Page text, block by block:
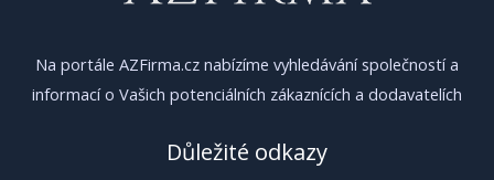
Na portále AZFirma.cz nabízíme vyhledávání společností a
informací o Vašich potenciálních zákaznících a dodavatelích
Důležité odkazy